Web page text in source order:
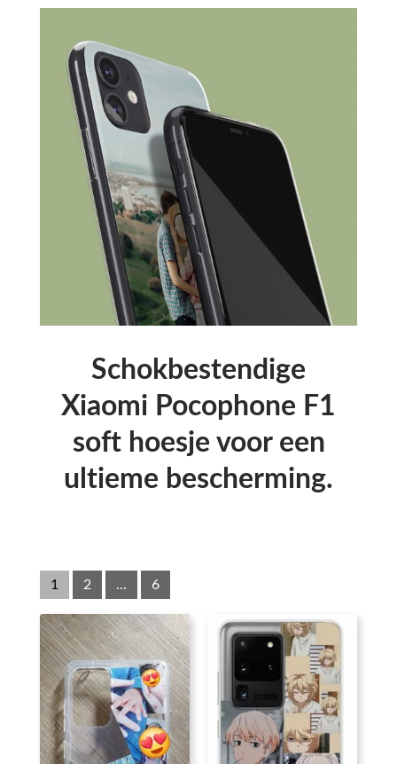
Schokbestendige
Xiaomi Pocophone F1
soft hoesje voor een
ultieme bescherming.
1 2 ... 6